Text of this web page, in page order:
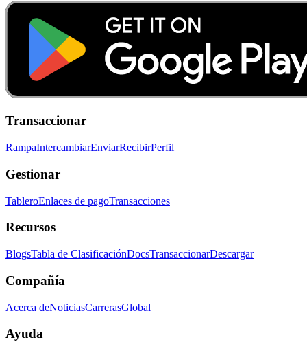
Transaccionar
RampaIntercambiarEnviarRecibirPerfil
Gestionar
TableroEnlaces de pagoTransacciones
Recursos
BlogsTabla de ClasificaciónDocsTransaccionarDescargar
Compañía
Acerca deNoticiasCarrerasGlobal
Ayuda